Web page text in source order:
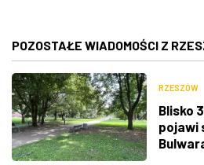
POZOSTAŁE WIADOMOŚCI Z
RZESZÓW
Blisko
pojawi